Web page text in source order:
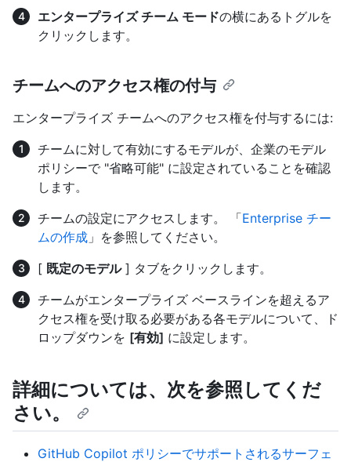
エンタープライズ チーム モードの横にあるトグルを
クリックします。
チームへのアクセス権の付与
エンタープライズ チームへのアクセス権を付与するには:
チームに対して有効にするモデルが、企業のモデル
ポリシーで "省略可能" に設定されていることを確認
します。
チームの設定にアクセスします。 「Enterprise チー
ムの作成 」を参照してください。
[ 既定のモデル] タブをクリックします。
チームがエンタープライズ ベースラインを超えるア
クセス権を受け取る必要がある各モデルについて、ド
ロップダウンを [有効] に設定します。
詳細については、次を参照してくだ
さい。
GitHub Copilot ポリシーでサポートされるサーフェ